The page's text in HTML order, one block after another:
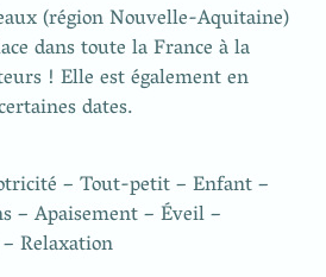
(région Nouvelle-Aquitaine)
dans toute la France à la
! Elle est également en
dates.
– Tout-petit – Enfant –
– Apaisement – Éveil –
Relaxation